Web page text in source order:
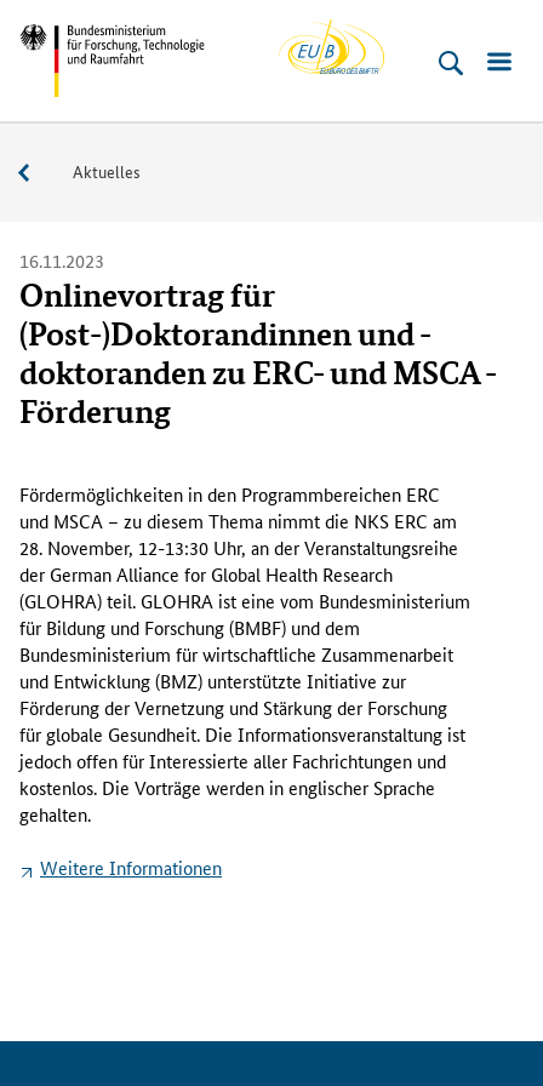
Direkt
zum
Inhalt
(Eingabetaste)
Direkt
zum
Hauptmenu
(Eingabetaste)
Direkt
zur
Suche
(Eingabetaste)
Direkt
zur
Fußleiste
(Enter)
Bundesministerium
Technologie
Buero
Service
Aktuelles
16.11.2023
Onlinevortrag für
(Post-)Doktorandinnen und -
doktoranden zu ERC- und MSCA -
Förderung
ö
r
d
e
r
m
ö
g
l
i
c
h
k
e
e
Fördermöglichkeiten in den Programmbereichen ERC
und MSCA – zu diesem Thema nimmt die NKS ERC am
28. November, 12-13:30 Uhr, an der Veranstaltungsreihe
der German Alliance for Global Health Research
(GLOHRA) teil. GLOHRA ist eine vom Bundesministerium
für Bildung und Forschung (BMBF) und dem
Bundesministerium für wirtschaftliche Zusammenarbeit
und Entwicklung (BMZ) unterstützte Initiative zur
Förderung der Vernetzung und Stärkung der Forschung
für globale Gesundheit. Die Informationsveranstaltung ist
jedoch offen für Interessierte aller Fachrichtungen und
kostenlos. Die Vorträge werden in englischer Sprache
gehalten.
Weitere Informationen